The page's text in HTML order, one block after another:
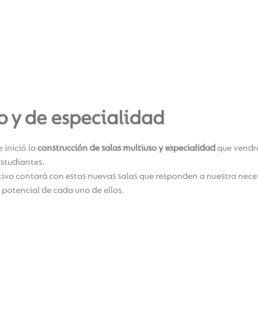
y de especialidad
inició la construcción de salas multiuso y especialidad que
contará con estas nuevas salas que responden a nuestra
de cada uno de ellos.